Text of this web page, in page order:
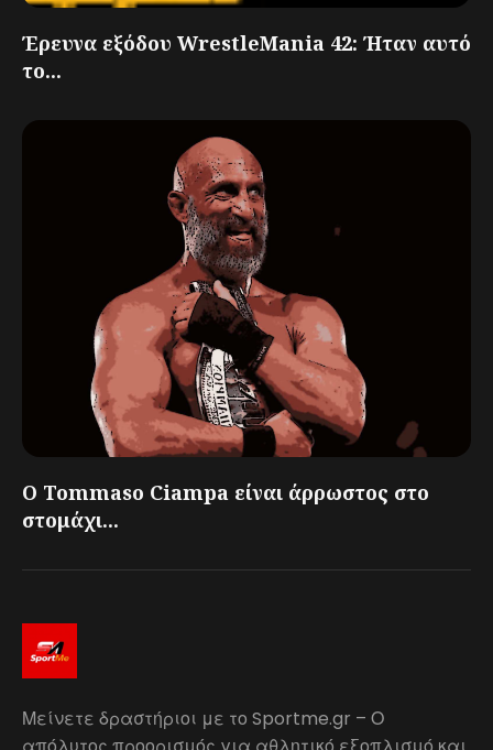
Έρευνα εξόδου WrestleMania 42: Ήταν αυτό
το...
Ο Tommaso Ciampa είναι άρρωστος στο
στομάχι...
Μείνετε δραστήριοι με το Sportme.gr – Ο